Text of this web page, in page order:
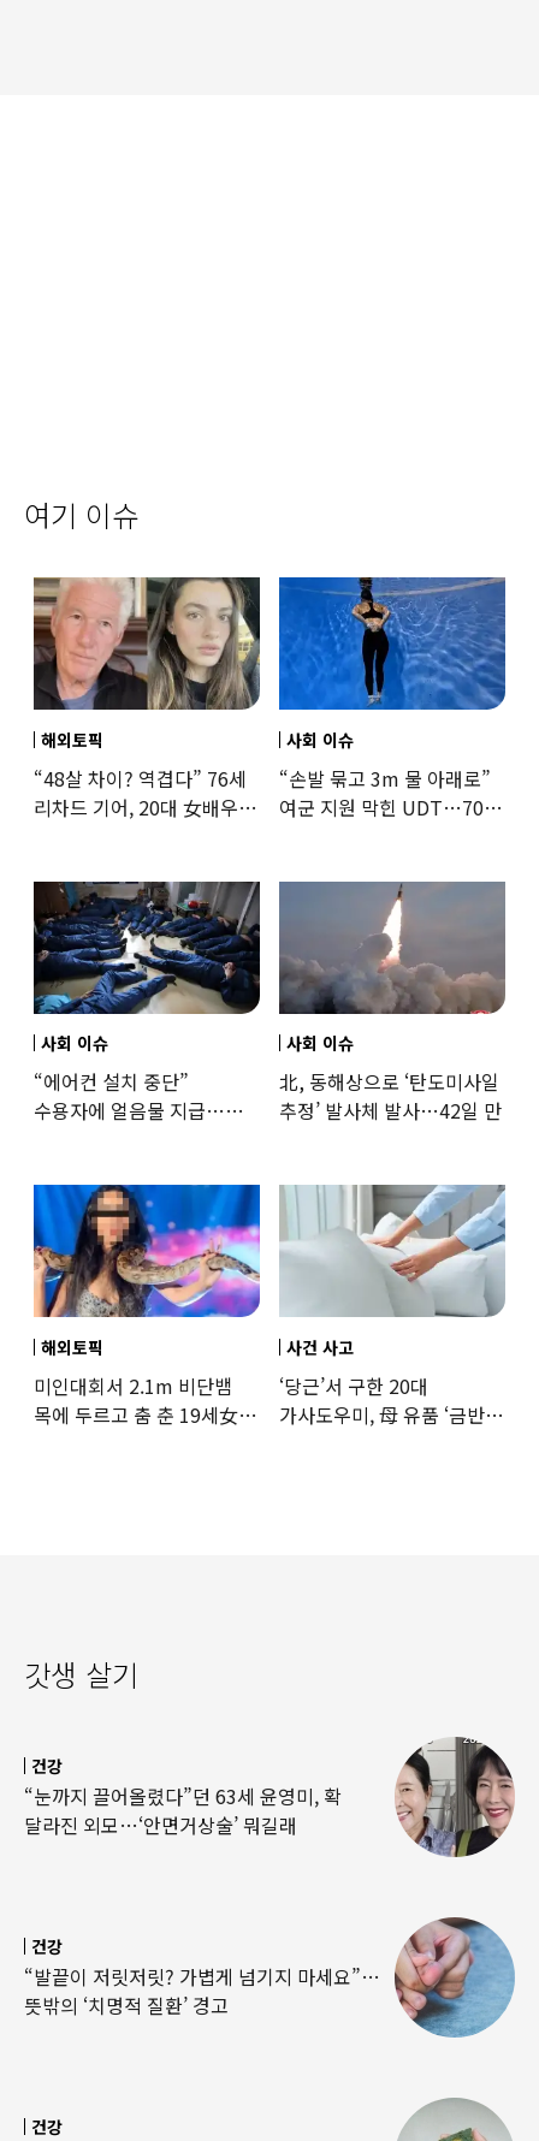
여기 이슈
해외토픽
“48살 차이? 역겹다” 76세
리차드 기어, 20대 女배우와
사회 이슈
“손발 묶고 3m 물 아래로”
여군 지원 막힌 UDT…707
사회 이슈
“에어컨 설치 중단”
수용자에 얼음물 지급…
사회 이슈
北, 동해상으로 ‘탄도미사일
추정’ 발사체 발사…42일 만
해외토픽
미인대회서 2.1m 비단뱀
목에 두르고 춤 춘 19세女
사건 사고
‘당근’서 구한 20대
가사도우미, 母 유품 ‘금반지
갓생 살기
건강
“눈까지 끌어올렸다”던 63세 윤영미, 확
달라진 외모…‘안면거상술’ 뭐길래
건강
“발끝이 저릿저릿? 가볍게 넘기지 마세요”…
뜻밖의 ‘치명적 질환’ 경고
건강